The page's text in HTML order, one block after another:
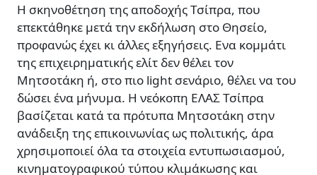
Η σκηνοθέτηση της αποδοχής Τσίπρα, που
επεκτάθηκε µετά την εκδήλωση στο Θησείο,
προφανώς έχει κι άλλες εξηγήσεις. Ενα κοµµάτι
της επιχειρηµατικής ελίτ δεν θέλει τον
Μητσοτάκη ή, στο πιο light σενάριο, θέλει να του
δώσει ένα µήνυµα. Η νεόκοπη ΕΛΑΣ Τσίπρα
βασίζεται κατά τα πρότυπα Μητσοτάκη στην
ανάδειξη της επικοινωνίας ως πολιτικής, άρα
χρησιµοποιεί όλα τα στοιχεία εντυπωσιασµού,
κινηµατογραφικού τύπου κλιµάκωσης και